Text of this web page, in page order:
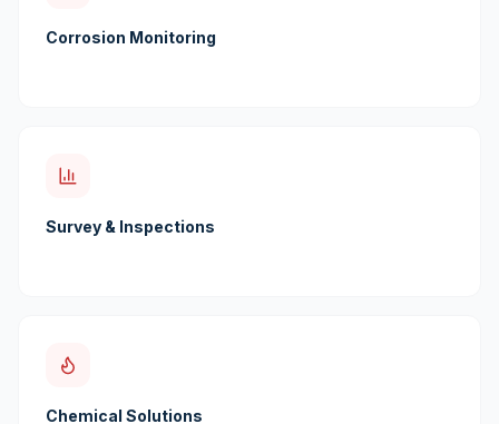
Corrosion Monitoring
Survey & Inspections
Chemical Solutions